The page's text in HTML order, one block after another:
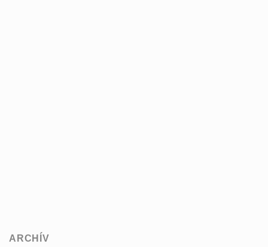
ARCHÍV